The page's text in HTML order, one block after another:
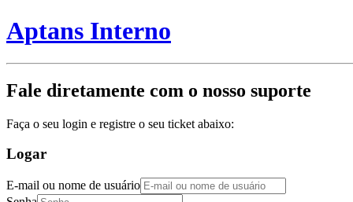
Aptans Interno
Fale diretamente com o nosso suporte
Faça o seu login e registre o seu ticket abaixo:
Logar
E-mail ou nome de usuário